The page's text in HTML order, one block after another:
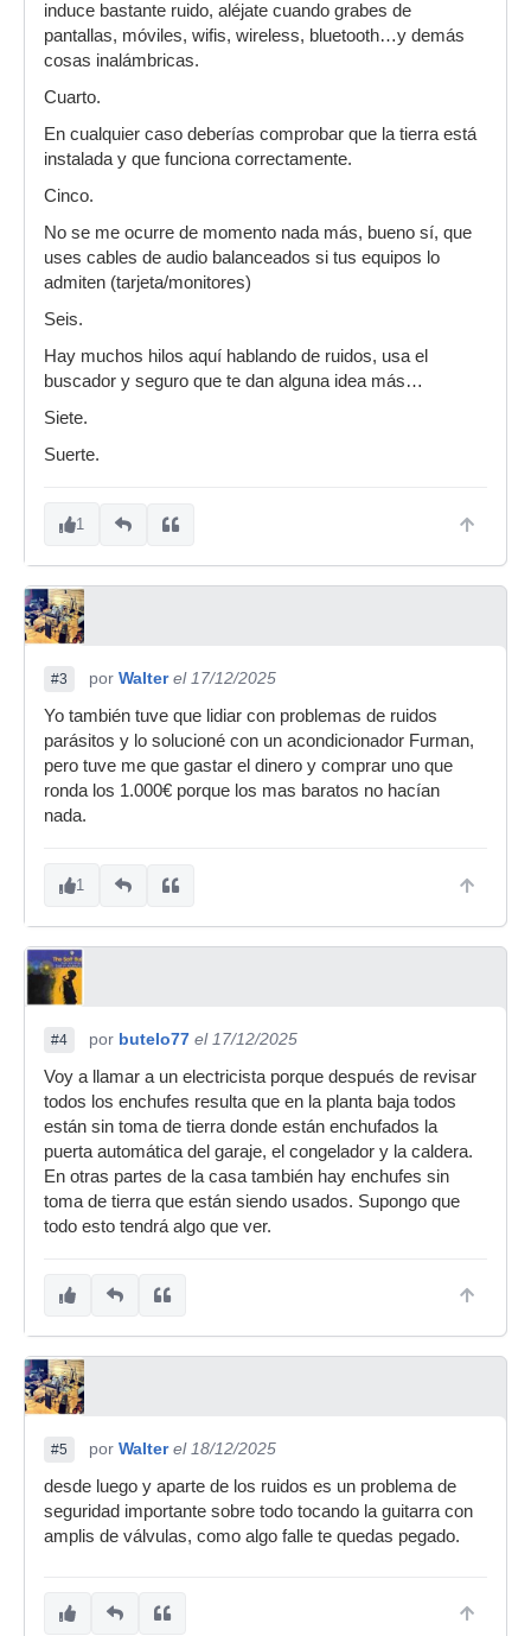
induce bastante ruido, aléjate cuando grabes de
pantallas, móviles, wifis, wireless, bluetooth…y demás
cosas inalámbricas.
Cuarto.
En cualquier caso deberías comprobar que la tierra está
instalada y que funciona correctamente.
Cinco.
No se me ocurre de momento nada más, bueno sí, que
uses cables de audio balanceados si tus equipos lo
admiten (tarjeta/monitores)
Seis.
Hay muchos hilos aquí hablando de ruidos, usa el
buscador y seguro que te dan alguna idea más…
Siete.
Suerte.
1
#3 por Walter el 17/12/2025
Yo también tuve que lidiar con problemas de ruidos
parásitos y lo solucioné con un acondicionador Furman,
pero tuve me que gastar el dinero y comprar uno que
ronda los 1.000€ porque los mas baratos no hacían
nada.
1
#4 por butelo77 el 17/12/2025
Voy a llamar a un electricista porque después de revisar
todos los enchufes resulta que en la planta baja todos
están sin toma de tierra donde están enchufados la
puerta automática del garaje, el congelador y la caldera.
En otras partes de la casa también hay enchufes sin
toma de tierra que están siendo usados. Supongo que
todo esto tendrá algo que ver.
#5 por Walter el 18/12/2025
desde luego y aparte de los ruidos es un problema de
seguridad importante sobre todo tocando la guitarra con
amplis de válvulas, como algo falle te quedas pegado.